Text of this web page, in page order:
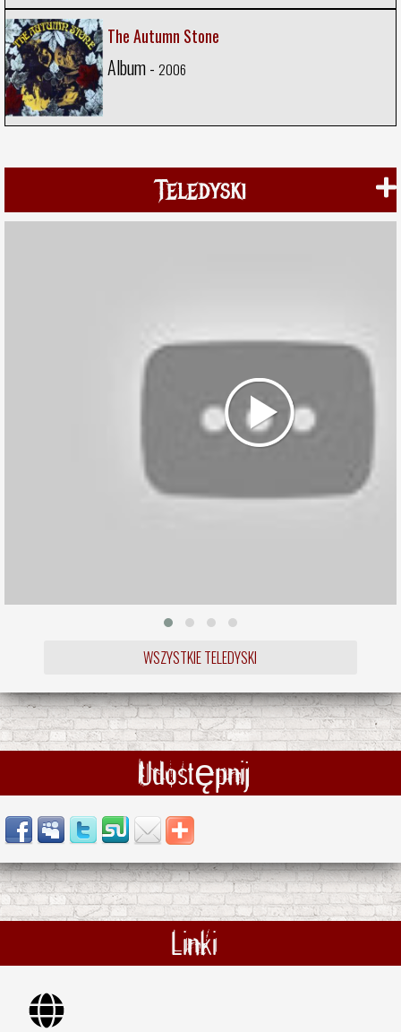
The Autumn Stone
Album - 2006
Teledyski
WSZYSTKIE TELEDYSKI
Udostępnij
Linki